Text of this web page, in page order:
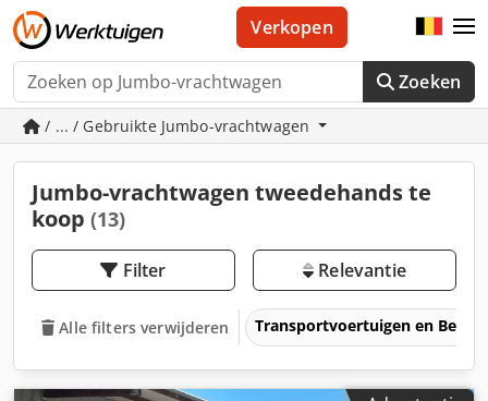
Zoeken
Verkopen
/ ... / Gebruikte Jumbo-vrachtwagen
Jumbo-vrachtwagen tweedehands te
koop (13)
Filter Relevantie
Alle filters verwijderen Transportvoertuigen en